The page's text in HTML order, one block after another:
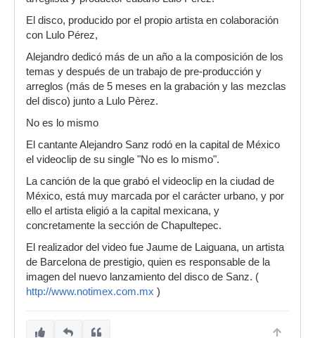
El disco, producido por el propio artista en colaboración
con Lulo Pérez,
Alejandro dedicó más de un año a la composición de los
temas y después de un trabajo de pre-producción y
arreglos (más de 5 meses en la grabación y las mezclas
del disco) junto a Lulo Pèrez.
No es lo mismo
El cantante Alejandro Sanz rodó en la capital de México
el videoclip de su single "No es lo mismo".
La canción de la que grabó el videoclip en la ciudad de
México, está muy marcada por el carácter urbano, y por
ello el artista eligió a la capital mexicana, y
concretamente la sección de Chapultepec.
El realizador del video fue Jaume de Laiguana, un artista
de Barcelona de prestigio, quien es responsable de la
imagen del nuevo lanzamiento del disco de Sanz. (
http://www.notimex.com.mx )